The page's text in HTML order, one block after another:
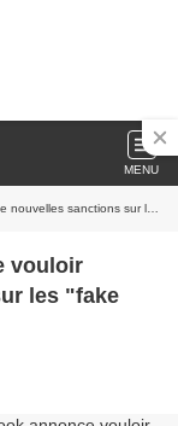
MENU
sanctions sur les "fake news"
les "fake